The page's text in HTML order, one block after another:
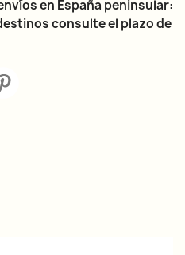
en España peninsular:
consulte el plazo de